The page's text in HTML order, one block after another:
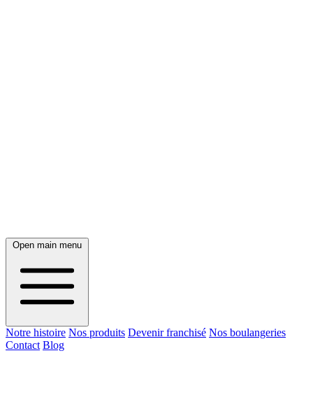
Open main menu
Notre histoire Nos produits Devenir franchisé Nos boulangeries
Contact Blog